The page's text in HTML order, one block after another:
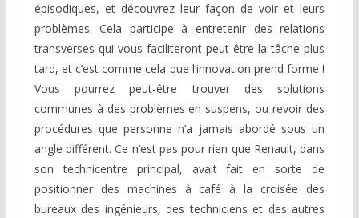
épisodiques, et découvrez leur façon de voir et leurs
problèmes. Cela participe à entretenir des relations
transverses qui vous faciliteront peut-être la tâche plus
tard, et c’est comme cela que l’innovation prend forme !
Vous pourrez peut-être trouver des solutions
communes à des problèmes en suspens, ou revoir des
procédures que personne n’a jamais abordé sous un
angle différent. Ce n’est pas pour rien que Renault, dans
son technicentre principal, avait fait en sorte de
positionner des machines à café à la croisée des
bureaux des ingénieurs, des techniciens et des autres